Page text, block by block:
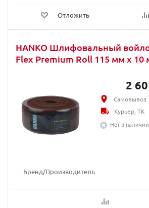
Отложить
HANKO Шлифовальный
Flex Premium Roll 115 мм x 10
Бренд/Производитель
2
Самовывоз
Курьер, ТК
Нет в наличии